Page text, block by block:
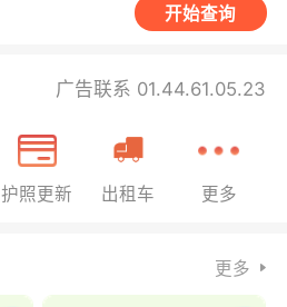
开始查询
广告联系 01.44.61.05.23
护照更新 出租车 更多
更多